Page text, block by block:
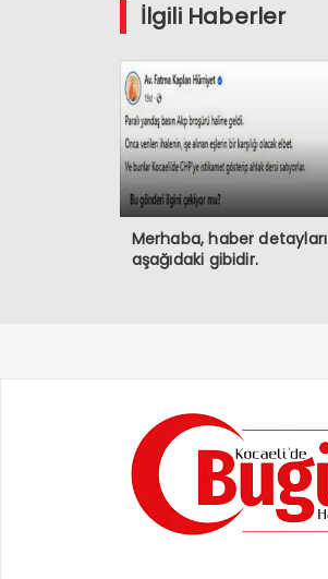
İlgili Haberler
Merhaba, haber detayları
aşağıdaki gibidir.